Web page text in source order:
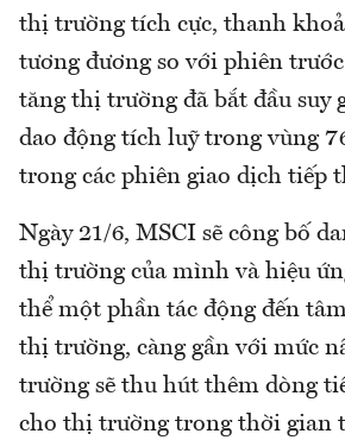
thị trường tích cực, thanh
tương đương so với phiên
tăng thị trường đã bắt đầu suy
dao động tích luỹ trong vùng
trong các phiên giao dịch tiếp
Ngày 21/6, MSCI sẽ công bố
thị trường của mình và hiệu
thể một phần tác động đến
thị trường, càng gần với mức
trường sẽ thu hút thêm dòng
cho thị trường trong thời gian